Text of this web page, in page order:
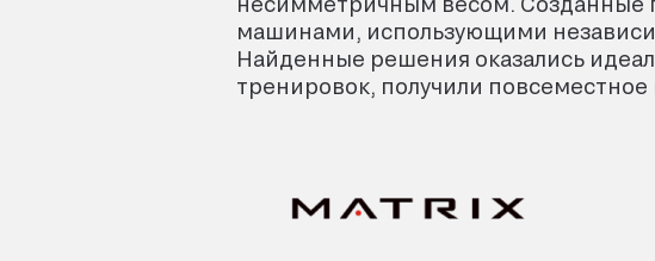
машинами, использующими
Найденные решения оказались
тренировок, получили